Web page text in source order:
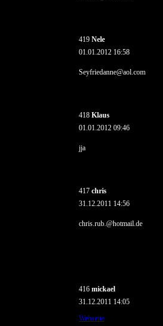
419 Nele
01.01.2012 16:58
Seyfriedanne@aol.com
418 Klaus
01.01.2012 09:46
jja
417 chris
31.12.2011 14:56
chris.rub.@hotmail.de
416 mickael
31.12.2011 14:05
Webseite